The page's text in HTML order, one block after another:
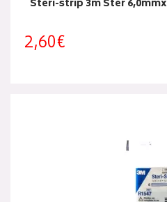
Steri-strip 3m Ster
2,60€